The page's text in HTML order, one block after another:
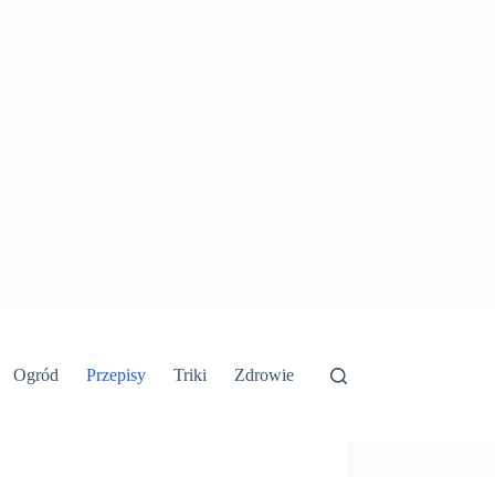
Ogród Przepisy Triki Zdrowie